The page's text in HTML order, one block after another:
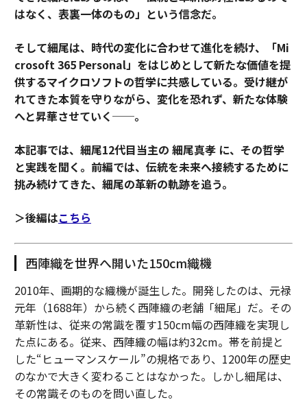
はなく、表裏一体のもの」という信念だ。
そして細尾は、時代の変化に合わせて進化を続け、「Mi
crosoft 365 Personal」をはじめとして新たな価値を提
供するマイクロソフトの哲学に共感している。受け継が
れてきた本質を守りながら、変化を恐れず、新たな体験
へと昇華させていく──。
本記事では、細尾12代目当主の 細尾真孝 に、その哲学
と実践を聞く。前編では、伝統を未来へ接続するために
挑み続けてきた、細尾の革新の軌跡を追う。
＞後編はこちら
西陣織を世界へ開いた150cm織機
2010年、画期的な織機が誕生した。開発したのは、元禄
元年（1688年）から続く西陣織の老舗「細尾」だ。その
革新性は、従来の常識を覆す150cm幅の西陣織を実現し
た点にある。従来、西陣織の幅は約32cm。帯を前提と
した“ヒューマンスケール”の規格であり、1200年の歴史
のなかで大きく変わることはなかった。しかし細尾は、
その常識そのものを問い直した。